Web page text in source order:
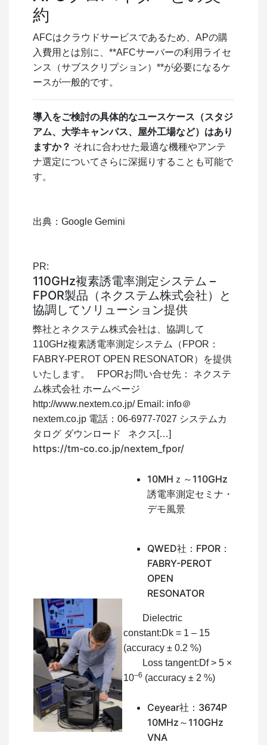
約
AFCはクラウドサービスであるため、APの購
入費用とは別に、**AFCサーバーの利用ライセ
ンス（サブスクリプション）**が必要になるケ
ースが一般的です。
導入をご検討の具体的なユースケース（スタジ
アム、大学キャンパス、屋外工場など）はあり
ますか？ それに合わせた最適な機種やアンテ
ナ選定についてさらに深掘りすることも可能で
す。
出典：Google Gemini
PR:
110GHz複素誘電率測定システム –
FPOR製品（ネクステム株式会社）と
協調してソリューション提供
弊社とネクステム株式会社は、協調して
110GHz複素誘電率測定システム（FPOR：
FABRY-PEROT OPEN RESONATOR）を提供
いたします。 FPORお問い合せ先： ネクステ
ム株式会社 ホームページ
http://www.nextem.co.jp/ Email: info＠
nextem.co.jp 電話：06-6977-7027 システムカ
タログ ダウンロード ネクス[…]
https://tm-co.co.jp/nextem_fpor/
10MHｚ～110GHz
誘電率測定セミナ・
デモ風景
QWED社：FPOR：
FABRY-PEROT
OPEN
RESONATOR
Dielectric
constant:Dk = 1 – 15
(accuracy ± 0.2 %)
Loss tangent:Df > 5 ×
10–6 (accuracy ± 2 %)
Ceyear社：3674P
10MHz～110GHz
VNA